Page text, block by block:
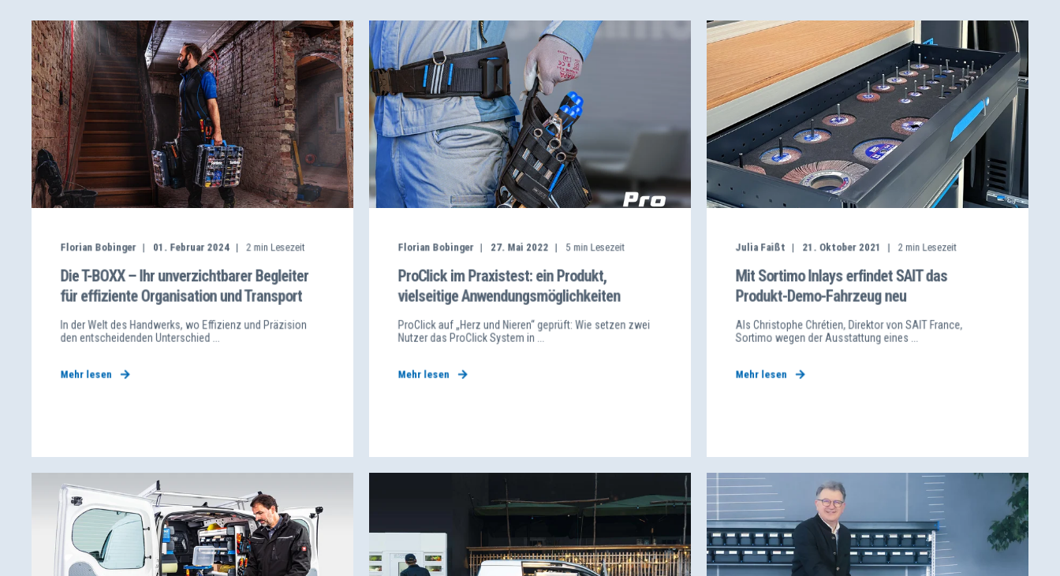
Florian Bobinger 01. Februar 2024 2 min Lesezeit
Die T-BOXX – Ihr unverzichtbarer Begleiter
für effiziente Organisation und Transport
In der Welt des Handwerks, wo Effizienz und Präzision
den entscheidenden Unterschied ...
Mehr lesen
Florian Bobinger 27. Mai 2022 5 min Lesezeit
ProClick im Praxistest: ein Produkt,
vielseitige Anwendungsmöglichkeiten
ProClick auf „Herz und Nieren“ geprüft: Wie setzen zwei
Nutzer das ProClick System in ...
Mehr lesen
Julia Faißt 21. Oktober 2021 2min Lesezeit
Mit Sortimo Inlays erfindet SAIT das
Produkt-Demo-Fahrzeug neu
Als Christophe Chrétien, Direktor von SAIT France,
Sortimo wegen der Ausstattung eines ...
Mehr lesen